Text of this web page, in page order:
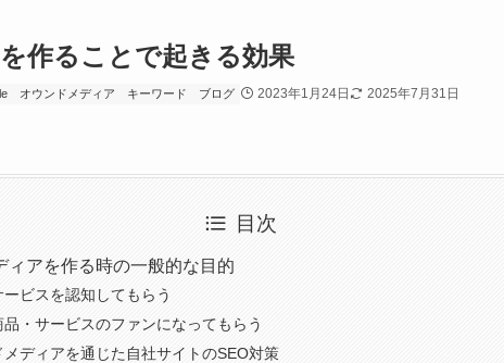
作ることで起きる効果
オウンドメディア キーワード ブログ 2023年1月24日 2025年7月31日
目次
ィアを作る時の一般的な目的
ビスを認知してもらう
品・サービスのファンになってもらう
メディアを通じた自社サイトのSEO対策